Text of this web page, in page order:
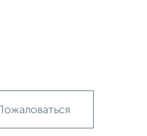
Пожаловаться